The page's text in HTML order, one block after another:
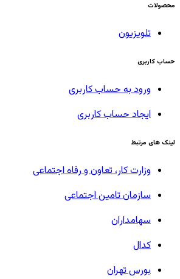
محصولات
تلویزیون
حساب کاربری
ورود به حساب کاربری
ایجاد حساب کاربری
لینک های مرتبط
وزارت کار، تعاون و رفاه اجتماعی
سازمان تامین اجتماعی
سهامداران
کدال
بورس تهران